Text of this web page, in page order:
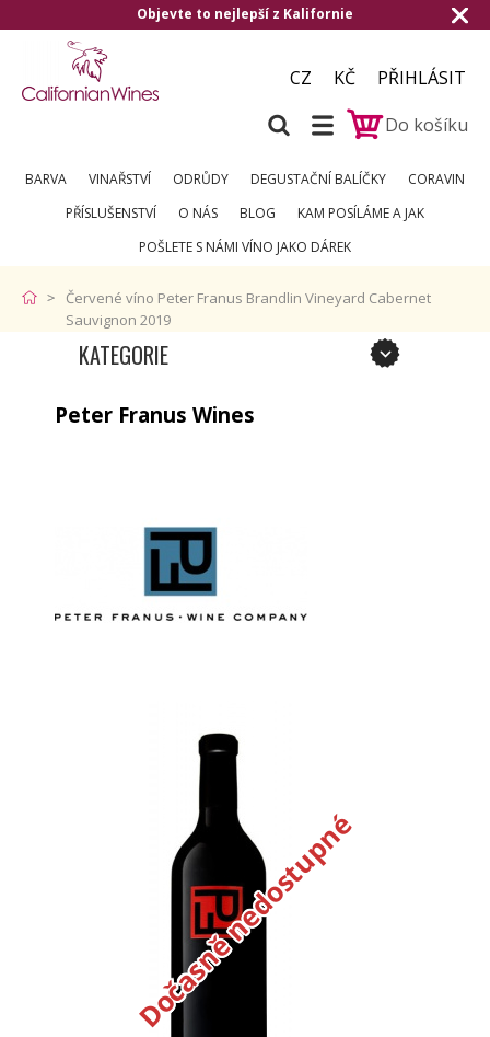
Objevte to nejlepší z Kalifornie
CZ KČ
PŘIHLÁSIT
Do košíku
BARVA VINAŘSTVÍ ODRŮDY DEGUSTAČNÍ BALÍČKY
CORAVIN
PŘÍSLUŠENSTVÍ
O NÁS BLOG
KAM POSÍLÁME A JAK
POŠLETE S NÁMI VÍNO JAKO DÁREK
Červené víno Peter Franus Brandlin Vineyard Cabernet
Sauvignon 2019
KATEGORIE
Peter Franus Wines
Dočasně nedostupné